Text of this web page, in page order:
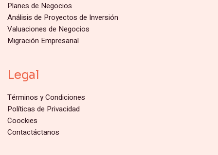
Planes de Negocios
Análisis de Proyectos de Inversión
Valuaciones de Negocios
Migración Empresarial
Legal
Términos y Condiciones
Políticas de Privacidad
Coockies
Contactáctanos